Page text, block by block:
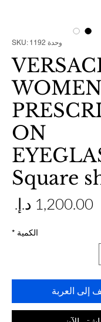
وحدة SKU: 1192
WOMEN
ON
Square
الكمية *
إلى العربة